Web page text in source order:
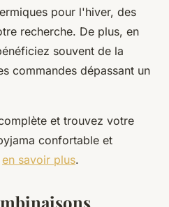
pour l'hiver, des
recherche. De plus, en
souvent de la
commandes dépassant un
et trouvez votre
confortable et
en savoir plus.